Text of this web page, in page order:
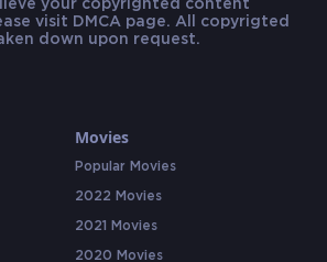
your copyrighted content
visit DMCA page. All copyrigted
down upon request.
Movies
Popular Movies
2022 Movies
2021 Movies
2020 Movies